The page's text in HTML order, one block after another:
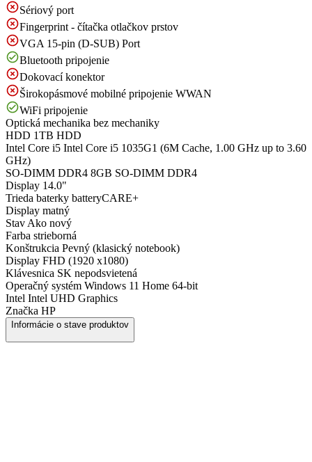
Sériový port
Fingerprint - čítačka otlačkov prstov
VGA 15-pin (D-SUB) Port
Bluetooth pripojenie
Dokovací konektor
Širokopásmové mobilné pripojenie WWAN
WiFi pripojenie
Optická mechanika bez mechaniky
HDD 1TB HDD
Intel Core i5 Intel Core i5 1035G1 (6M Cache, 1.00 GHz up to 3.60
GHz)
SO-DIMM DDR4 8GB SO-DIMM DDR4
Display 14.0"
Trieda baterky batteryCARE+
Display matný
Stav Ako nový
Farba strieborná
Konštrukcia Pevný (klasický notebook)
Display FHD (1920 x1080)
Klávesnica SK nepodsvietená
Operačný systém Windows 11 Home 64-bit
Intel Intel UHD Graphics
Značka HP
Informácie o stave produktov